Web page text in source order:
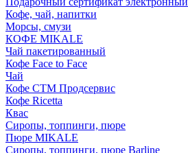
Кофе, чай, напитки
Морсы, смузи
КОФЕ MIKALE
Чай пакетированный
Кофе Face to Face
Чай
Кофе СТМ Продсервис
Кофе Ricetta
Квас
Сиропы, топпинги, пюре
Пюре MIKALE
Сиропы, топпинги, пюре Barline